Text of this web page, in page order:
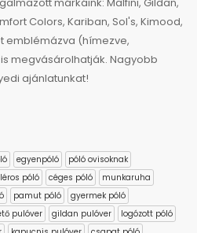
Colors, Kariban, Sol's, Kimood,
emblémázva (hímezve,
megvásárolhatják. Nagyobb
ajánlatunkat!
egyenpóló
póló ovisoknak
póló céges póló
munkaruha
pamut póló
gyermek póló
pulóver gildan pulóver
logózott póló